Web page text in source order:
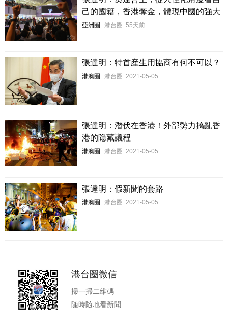
己的國籍，香港奪金，體現中國的強大
亞洲圈 港台圈 55天前
張達明：特首産生用協商有何不可以？
港澳圈 港台圈 2021-05-05
張達明：潛伏在香港！外部勢力搞亂香
港的隐藏議程
港澳圈 港台圈 2021-05-05
張達明：假新聞的套路
港澳圈 港台圈 2021-05-05
港台圈微信
掃一掃二維碼
随時随地看新聞